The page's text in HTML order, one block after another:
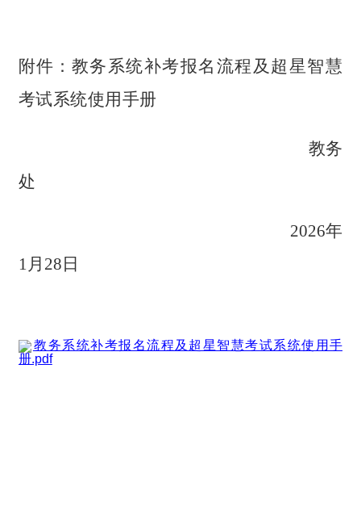
附件： 教务系统补考报名流程及超星智慧
考试系统使用手册
教务
处
2026年
1 月 28 日
教务系统补考报名流程及超星智慧考试系统使用手
册.pdf